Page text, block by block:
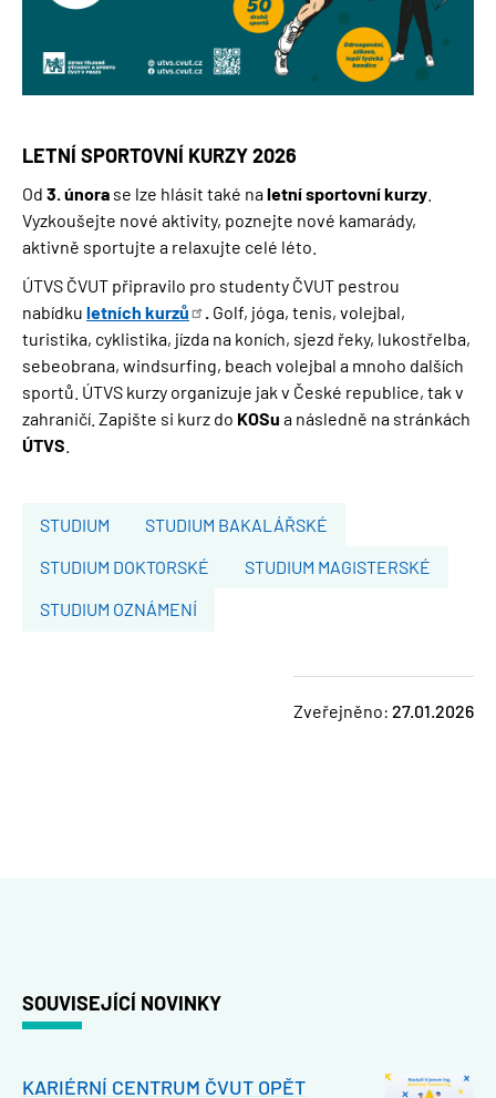
LETNÍ SPORTOVNÍ KURZY 2026
Od 3. února se lze hlásit také naletní sportovní kurzy
Vyzkoušejte nové aktivity, poznejte nové kamarády,
aktivně sportujte a relaxujte celé léto.
ÚTVS ČVUT připravilo pro studenty ČVUT pestrou
nabídku letních kurzů . Golf, jóga, tenis, volejbal,
turistika, cyklistika, jízda na koních, sjezd řeky, lukostřelba,
sebeobrana, windsurfing, beach volejbal a mnoho dalších
sportů. ÚTVS kurzy organizuje jak v České republice, tak v
zahraničí. Zapište si kurz do KOSu a následně na stránkách
ÚTVS
STUDIUM STUDIUM BAKALÁŘSKÉ
STUDIUM DOKTORSKÉ STUDIUM MAGISTERSKÉ
STUDIUM OZNÁMENÍ
Zveřejněno: 27.01.2026
SOUVISEJÍCÍ NOVINKY
KARIÉRNÍ CENTRUM ČVUT OPĚT